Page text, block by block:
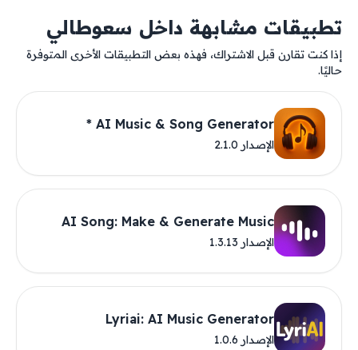
تطبيقات مشابهة داخل سعوطالي
إذا كنت تقارن قبل الاشتراك، فهذه بعض التطبيقات الأخرى المتوفرة
حاليًا.
AI Music & Song Generator *
الإصدار 2.1.0
AI Song: Make & Generate Music
الإصدار 1.3.13
Lyriai: AI Music Generator
الإصدار 1.0.6